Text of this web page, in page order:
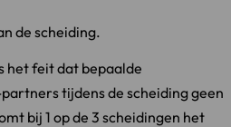
de scheiding.
het feit dat bepaalde
tijdens de scheiding geen
bij 1 op de 3 scheidingen het